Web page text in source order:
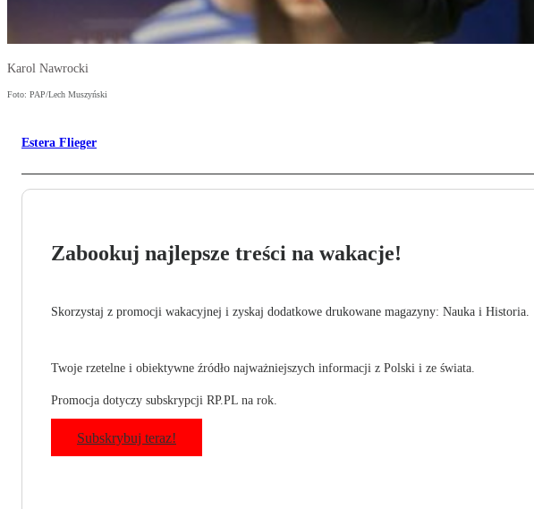
Karol Nawrocki
Foto: PAP/Lech Muszyński
Estera Flieger
Zabookuj najlepsze treści na wakacje!
Skorzystaj z promocji wakacyjnej i zyskaj dodatkowe drukowane magazyny: Nauka i Historia.
Twoje rzetelne i obiektywne źródło najważniejszych informacji z Polski i ze świata.
Promocja dotyczy subskrypcji RP.PL na rok.
Subskrybuj teraz!